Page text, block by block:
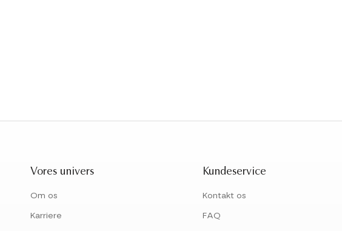
Vores univers
Om os
Karriere
Kundeservice
Kontakt os
FAQ